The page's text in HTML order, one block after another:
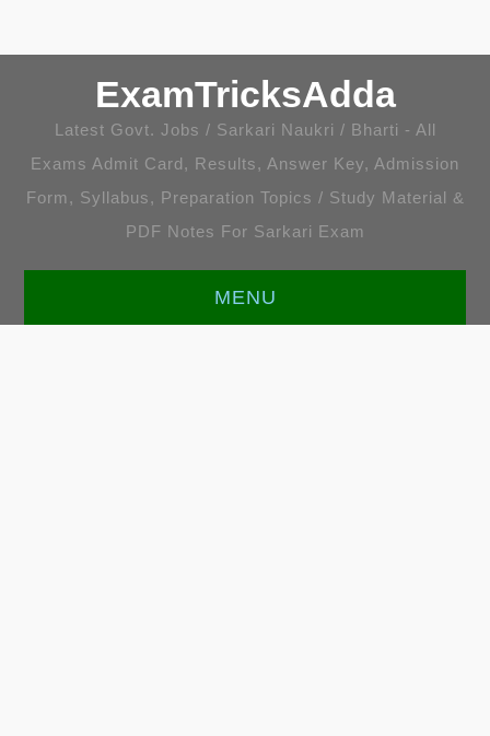
ExamTricksAdda
Latest Govt. Jobs / Sarkari Naukri / Bharti - All
Exams Admit Card, Results, Answer Key, Admission
Form, Syllabus, Preparation Topics / Study Material &
PDF Notes For Sarkari Exam
MENU